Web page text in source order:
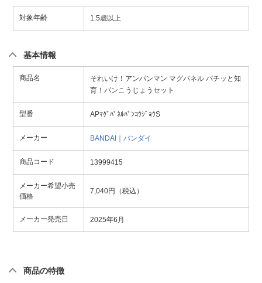
対象年齢 1.5歳以上
基本情報
商品名
それいけ！アンパンマン マグパネル パチッと知
育！パンこうじょうセット
型番 APﾏｸﾞﾊﾟﾈﾙﾊﾟﾝｺｳｼﾞｮｳS
メーカー BANDAI｜バンダイ
商品コード 13999415
メーカー希望小売
価格
7,040円（税込）
メーカー発売日 2025年6月
商品の特徴